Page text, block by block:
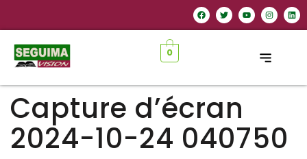
0
Capture d’écran
2024-10-24 040750